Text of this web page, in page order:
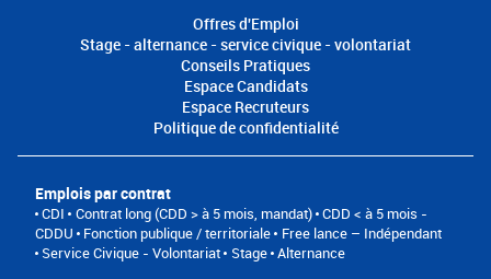
Offres d'Emploi
Stage - alternance - service civique - volontariat
Conseils Pratiques
Espace Candidats
Espace Recruteurs
Politique de confidentialité
Emplois par contrat
CDI Contrat long (CDD > à 5 mois, mandat) CDD < à 5 mois -
CDDU
Fonction publique / territoriale
Free lance – Indépendant
Service Civique - Volontariat
Stage Alternance